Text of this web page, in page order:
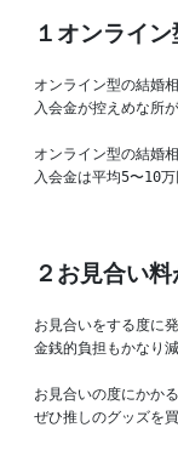
１オンライ
オンライン型の結婚
入会金が控えめな所
オンライン型の結婚
入会金は平均5〜10万
２お見合い
お見合いをする度に
金銭的負担もかなり減
お見合いの度にかか
ぜひ推しのグッズを